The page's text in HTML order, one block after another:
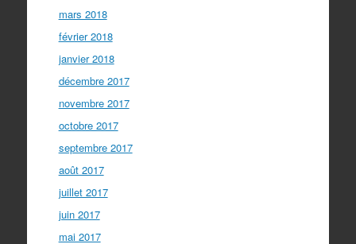
mars 2018
février 2018
janvier 2018
décembre 2017
novembre 2017
octobre 2017
septembre 2017
août 2017
juillet 2017
juin 2017
mai 2017